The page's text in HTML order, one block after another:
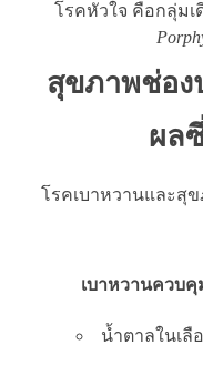
โรคหัวใจ คือกลุ่มเ
สุขภาพช่อง
ผล
โรคเบาหวานและสุ
เบาหวานควบคุ
น้ำตาลในเ